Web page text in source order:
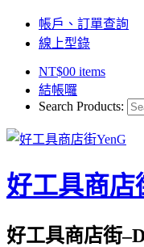
帳戶、訂單查詢
線上型錄
NT$00 items
結帳囉
Search Products:
好工具商店
好工具商店街